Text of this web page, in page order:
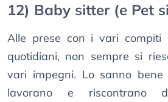
12) Baby sitter (e Pet
Alle prese con i vari compiti
quotidiani, non sempre si
vari impegni. Lo sanno
lavorano e riscontrano